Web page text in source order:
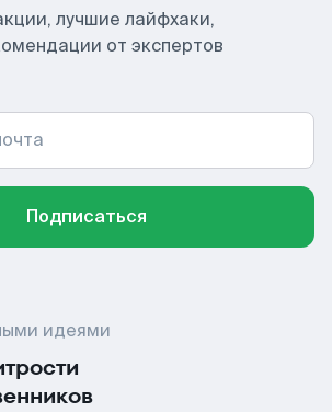
лучшие лайфхаки,
от экспертов
Подписаться
идеями